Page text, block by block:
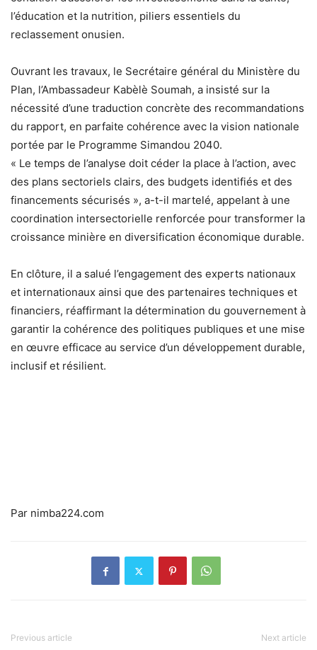
l’éducation et la nutrition, piliers essentiels du
reclassement onusien.
Ouvrant les travaux, le Secrétaire général du Ministère du
Plan, l’Ambassadeur Kabèlè Soumah, a insisté sur la
nécessité d’une traduction concrète des recommandations
du rapport, en parfaite cohérence avec la vision nationale
portée par le Programme Simandou 2040.
« Le temps de l’analyse doit céder la place à l’action, avec
des plans sectoriels clairs, des budgets identifiés et des
financements sécurisés », a-t-il martelé, appelant à une
coordination intersectorielle renforcée pour transformer la
croissance minière en diversification économique durable.
En clôture, il a salué l’engagement des experts nationaux
et internationaux ainsi que des partenaires techniques et
financiers, réaffirmant la détermination du gouvernement à
garantir la cohérence des politiques publiques et une mise
en œuvre efficace au service d’un développement durable,
inclusif et résilient.
Par nimba224.com
Previous article Next article